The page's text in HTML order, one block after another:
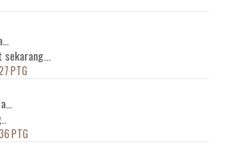
PTG
PTG